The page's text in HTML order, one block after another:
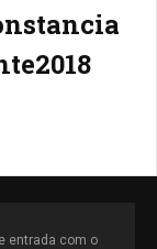
entrada com o